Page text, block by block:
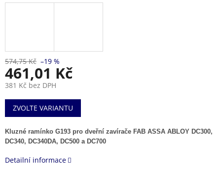
574,75 Kč –19 %
461,01 Kč
381 Kč bez DPH
Měrná
cena:
ZVOLTE VARIANTU
Kluzné ramínko G193 pro dveřní zavírače FAB ASSA ABLOY DC300,
DC340, DC340DA, DC500 a DC700
Detailní informace